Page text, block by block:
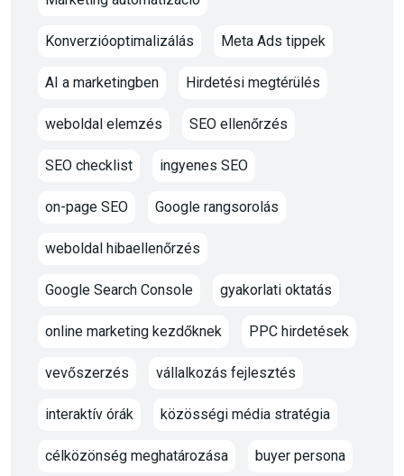
Konverzióoptimalizálás Meta Ads tippek
AI a marketingben Hirdetési megtérülés
weboldal elemzés SEO ellenőrzés
SEO checklist ingyenes SEO
on-page SEO Google rangsorolás
weboldal hibaellenőrzés
Google Search Console gyakorlati oktatás
online marketing kezdőknek PPC hirdetések
vevőszerzés vállalkozás fejlesztés
interaktív órák közösségi média stratégia
célközönség meghatározása buyer persona